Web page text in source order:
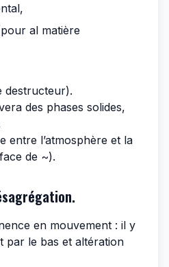
al matière
destructeur).
des phases solides,
entre l’atmosphère et la
de ~).
en mouvement : il y
par le bas et altération